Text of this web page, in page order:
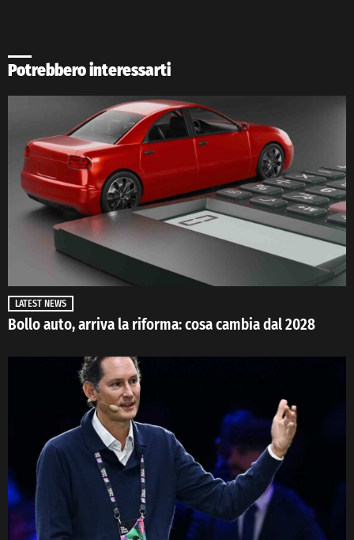
Potrebbero interessarti
LATEST NEWS
Bollo auto, arriva la riforma: cosa cambia dal 2028